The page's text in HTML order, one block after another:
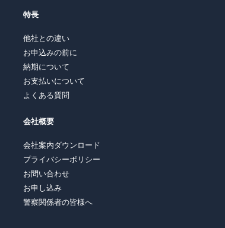
特長
他社との違い
お申込みの前に
納期について
お支払いについて
よくある質問
会社概要
会社案内ダウンロード
プライバシーポリシー
お問い合わせ
お申し込み
警察関係者の皆様へ